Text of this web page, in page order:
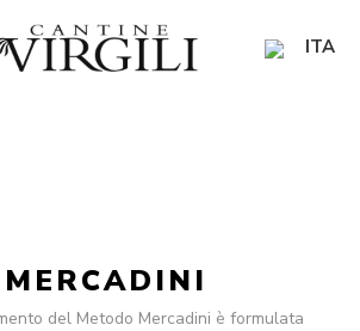
ITA
del Metodo Mercadini è formulata